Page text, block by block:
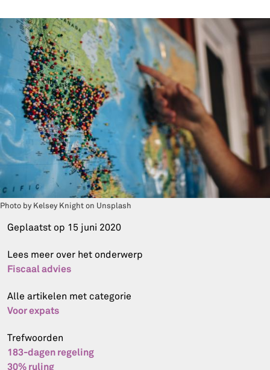
Photo by Kelsey Knight on Unsplash
Geplaatst op 15 juni 2020
Lees meer over het onderwerp
Fiscaal advies
Alle artikelen met categorie
Voor expats
Trefwoorden
183-dagen regeling
30% ruling